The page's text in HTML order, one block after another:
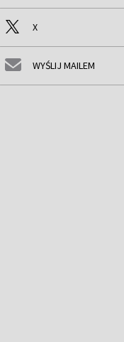
X
WYŚLIJ MAILEM